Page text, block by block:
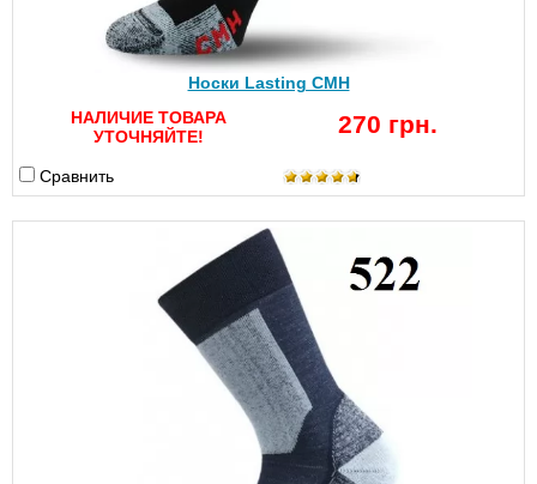
Носки Lasting CMH
НАЛИЧИЕ ТОВАРА
УТОЧНЯЙТЕ!
270 грн.
Сравнить